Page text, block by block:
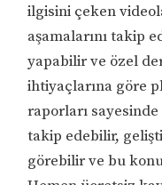
ilgisini çeken
aşamalarını takip
yapabilir ve özel
ihtiyaçlarına göre
raporları
takip edebilir,
görebilir ve bu